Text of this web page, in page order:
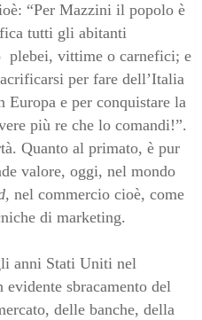
“Per Mazzini il popolo è
tutti gli abitanti
plebei, vittime o carnefici; e
per fare dell’Italia
Europa e per conquistare la
più re che lo comandi!”.
Quanto al primato, è pur
valore, oggi, nel mondo
, nel commercio cioè, come
di marketing.
anni Stati Uniti nel
sbracamento del
delle banche, della